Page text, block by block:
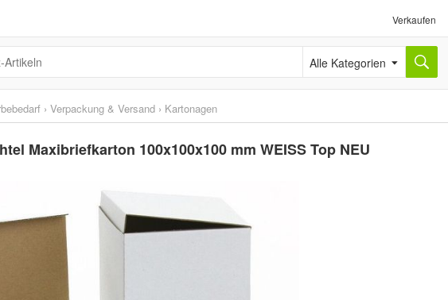
Verkaufen
Alle Kategorien
› Verpackung & Versand › Kartonagen
Maxibriefkarton 100x100x100 mm WEISS Top NEU